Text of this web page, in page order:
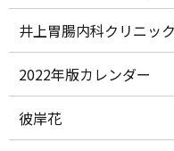
井上胃腸内科クリニッ
2022年版カレンダー
彼岸花